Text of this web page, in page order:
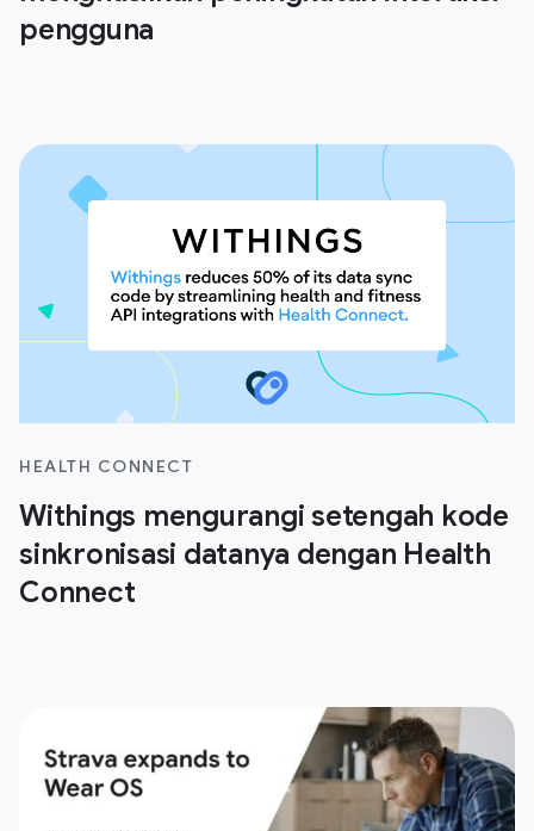
pengguna
HEALTH CONNECT
Withings mengurangi setengah kode
sinkronisasi datanya dengan Health
Connect